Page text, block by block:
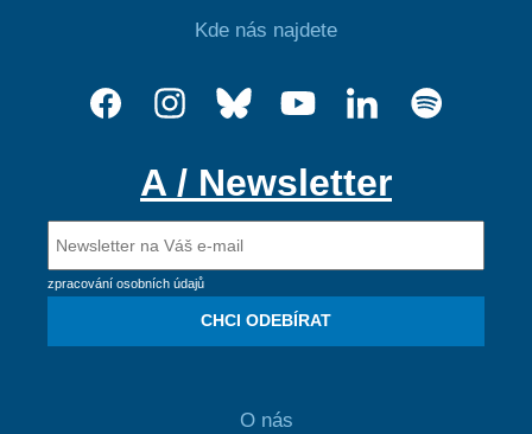
Kde nás najdete
A / Newsletter
zpracování osobních údajů
CHCI ODEBÍRAT
O nás